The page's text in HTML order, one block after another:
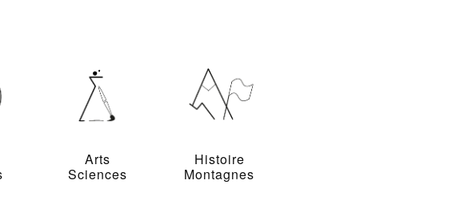
Arts
Sciences
Histoire
Montagnes